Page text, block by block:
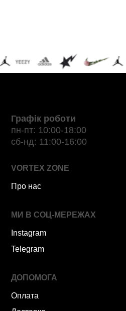
Графік роботи
пн-пт: 10:00-18:00
сб-нд: 11:00-16:00
VORTEX ZONE
Про нас
МИ В СОЦ-МЕРЕЖАХ
Instagram
Telegram
ДОПОМОГА
Оплата